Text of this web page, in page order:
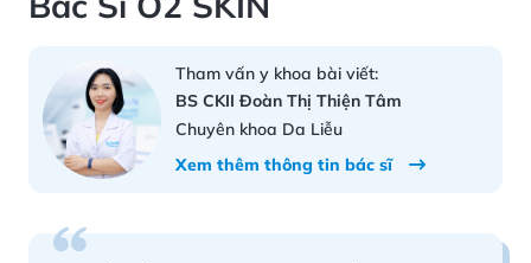
Tham vấn y khoa bài viết:
BS CKII Đoàn Thị Thiện Tâm
Chuyên khoa Da Liễu
Xem thêm thông tin bác sĩ